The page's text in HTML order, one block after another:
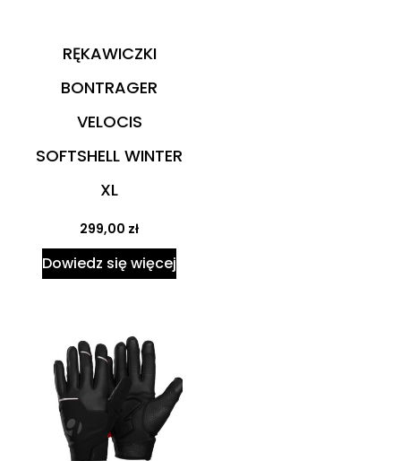
RĘKAWICZKI
BONTRAGER
VELOCIS
SOFTSHELL WINTER
XL
299,00 zł
Dowiedz się więcej